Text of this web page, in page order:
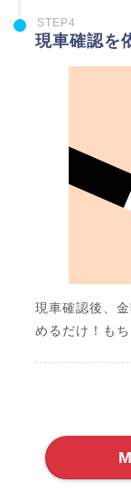
STEP4
現車確認を
現車確認後、
めるだけ！も